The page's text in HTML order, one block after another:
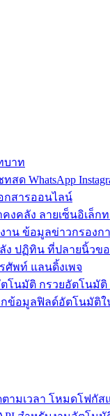
บาท
ด WhatsApp
กสารออนไลน์
งคลัง ลายเซ็นอิเล็ก
าน ข้อมูลข่าวกรองก
ลัง ปฏิทิน ที่ปลายนิ้วข
ศัพท์ แลนดิ้งเพจ
โนมัติ กรวยอัตโนมัติ
กข้อมูลฟิลด์อัตโนมัติใ
ามเวลา โหมดโฟกั